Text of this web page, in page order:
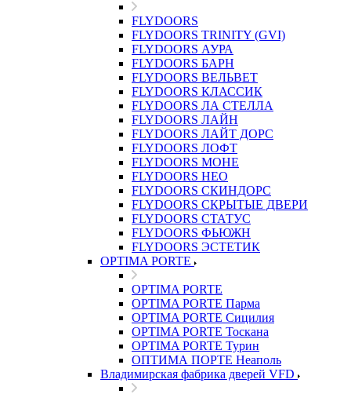
FLYDOORS
FLYDOORS TRINITY (GVI)
FLYDOORS АУРА
FLYDOORS БАРН
FLYDOORS ВЕЛЬВЕТ
FLYDOORS КЛАССИК
FLYDOORS ЛА СТЕЛЛА
FLYDOORS ЛАЙН
FLYDOORS ЛАЙТ ДОРС
FLYDOORS ЛОФТ
FLYDOORS МОНЕ
FLYDOORS НЕО
FLYDOORS СКИНДОРС
FLYDOORS СКРЫТЫЕ ДВЕРИ
FLYDOORS СТАТУС
FLYDOORS ФЬЮЖН
FLYDOORS ЭСТЕТИК
OPTIMA PORTE
OPTIMA PORTE
OPTIMA PORTE Парма
OPTIMA PORTE Сицилия
OPTIMA PORTE Тоскана
OPTIMA PORTE Турин
ОПТИМА ПОРТЕ Неаполь
Владимирская фабрика дверей VFD